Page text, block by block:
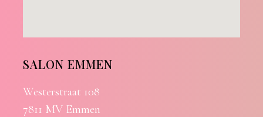
SALON EMMEN
Westerstraat 108
7811 MV Emmen